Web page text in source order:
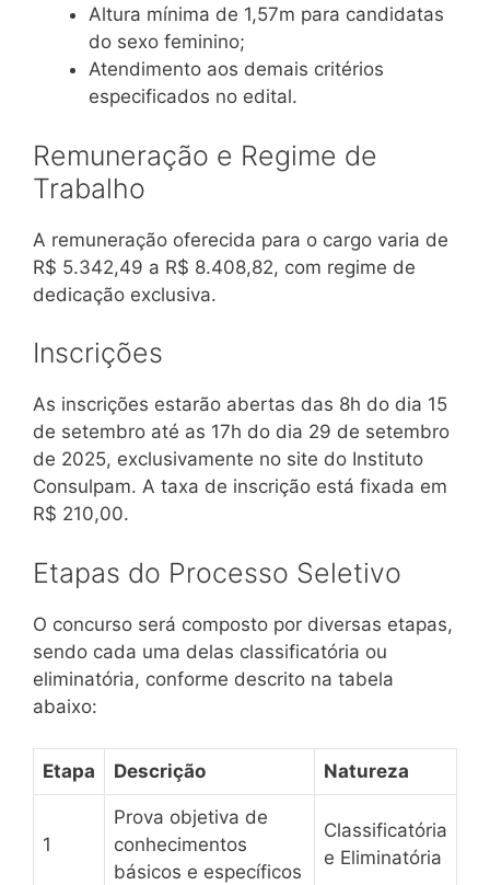
Altura mínima de 1,57m para candidatas
do sexo feminino;
Atendimento aos demais critérios
especificados no edital.
Remuneração e Regime de
Trabalho
A remuneração oferecida para o cargo varia de
R$ 5.342,49 a R$ 8.408,82, com regime de
dedicação exclusiva.
Inscrições
As inscrições estarão abertas das 8h do dia 15
de setembro até as 17h do dia 29 de setembro
de 2025, exclusivamente no site do Instituto
Consulpam. A taxa de inscrição está fixada em
R$ 210,00.
Etapas do Processo Seletivo
O concurso será composto por diversas etapas,
sendo cada uma delas classificatória ou
eliminatória, conforme descrito na tabela
abaixo:
Etapa Descrição Natureza
1
Prova objetiva de
conhecimentos
básicos e específicos
Classificatória
e Eliminatória